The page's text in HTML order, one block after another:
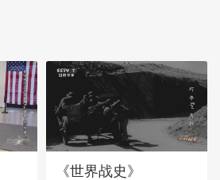
《世界战史》